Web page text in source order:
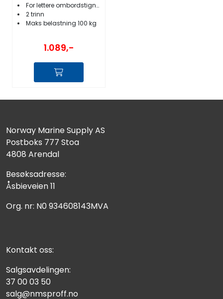
For lettere ombordstigning
2 trinn
Maks belastning 100 kg
1.089,-
Norway Marine Supply AS
Postboks 777 Stoa
4808 Arendal
Besøksadresse:
Åsbieveien 11
Org. nr: N0 934608143MVA
Kontakt oss:
Salgsavdelingen:
37 00 03 50
salg@nmsproff.no